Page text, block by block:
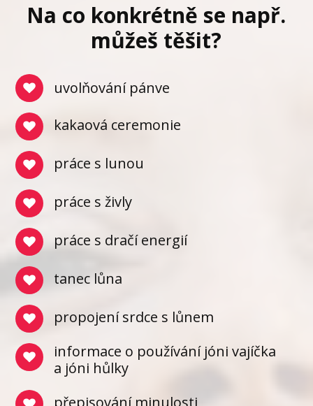
Na co konkrétně se např.
můžeš těšit?
uvolňování pánve
kakaová ceremonie
práce s lunou
práce s živly
práce s dračí energií
tanec lůna
propojení srdce s lůnem
informace o používání jóni vajíčka
a jóni hůlky